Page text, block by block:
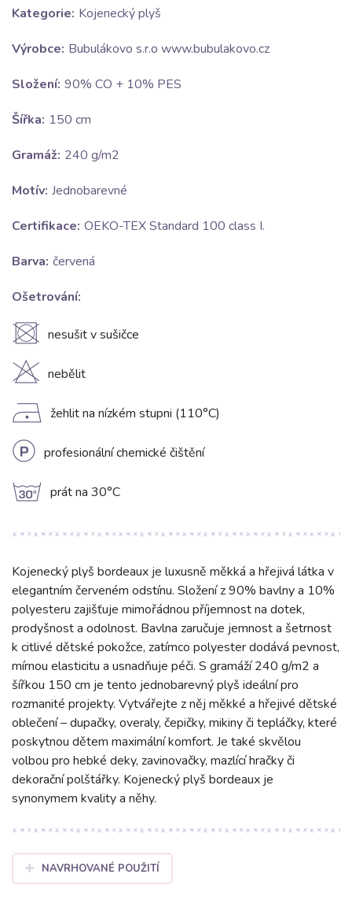
Kategorie: Kojenecký plyš
Výrobce: Bubulákovo s.r.o www.bubulakovo.cz
Složení: 90% CO + 10% PES
Šířka: 150 cm
Gramáž: 240 g/m2
Motív: Jednobarevné
Certifikace: OEKO-TEX Standard 100 class I.
Barva: červená
Ošetrování:
U nesušit v sušičce
H nebělit
D žehlit na nízkém stupni (110°C)
L profesionální chemické čištění
g prát na 30°C
Kojenecký plyš bordeaux je luxusně měkká a hřejivá látka v
elegantním červeném odstínu. Složení z 90% bavlny a 10%
polyesteru zajišťuje mimořádnou příjemnost na dotek,
prodyšnost a odolnost. Bavlna zaručuje jemnost a šetrnost
k citlivé dětské pokožce, zatímco polyester dodává pevnost,
mírnou elasticitu a usnadňuje péči. S gramáží 240 g/m2 a
šířkou 150 cm je tento jednobarevný plyš ideální pro
rozmanité projekty. Vytvářejte z něj měkké a hřejivé dětské
oblečení – dupačky, overaly, čepičky, mikiny či tepláčky, které
poskytnou dětem maximální komfort. Je také skvělou
volbou pro hebké deky, zavinovačky, mazlící hračky či
dekorační polštářky. Kojenecký plyš bordeaux je
synonymem kvality a něhy.
NAVRHOVANÉ POUŽITÍ